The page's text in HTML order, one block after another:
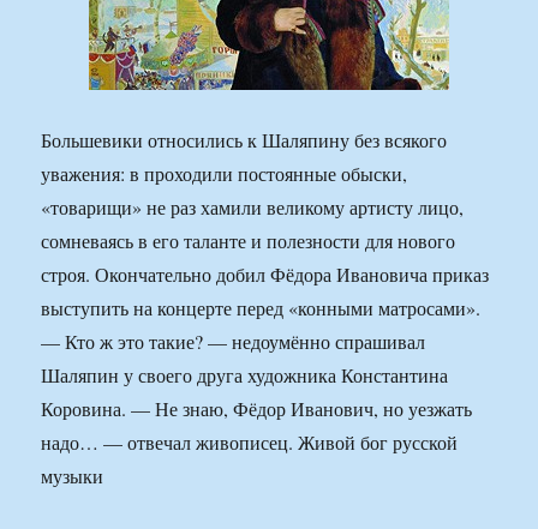
Большевики относились к Шаляпину без всякого
уважения: в проходили постоянные обыски,
«товарищи» не раз хамили великому артисту лицо,
сомневаясь в его таланте и полезности для нового
строя. Окончательно добил Фёдора Ивановича приказ
выступить на концерте перед «конными матросами».
— Кто ж это такие? — недоумённо спрашивал
Шаляпин у своего друга художника Константина
Коровина. — Не знаю, Фёдор Иванович, но уезжать
надо… — отвечал живописец. Живой бог русской
музыки